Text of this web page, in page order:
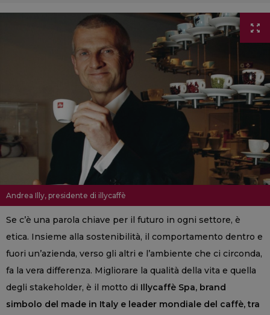
Andrea Illy, presidente di illycaffè
Se c’è una parola chiave per il futuro in ogni settore, è
etica. Insieme alla sostenibilità, il comportamento dentro e
fuori un’azienda, verso gli altri e l’ambiente che ci circonda,
fa la vera differenza. Migliorare la qualità della vita e quella
degli stakeholder, è il motto di Illycaffè Spa, brand
simbolo del made in Italy e leader mondiale del caffè, tra